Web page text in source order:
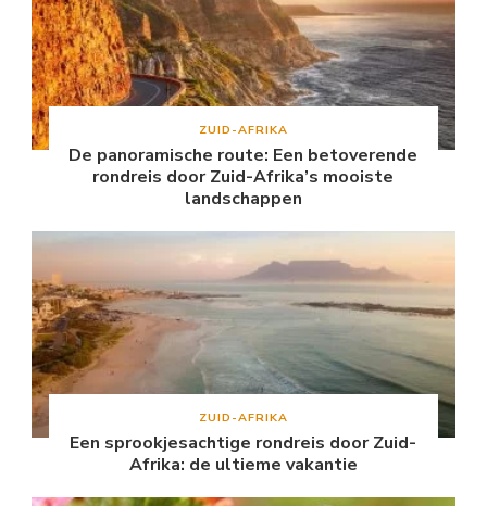
ZUID-AFRIKA
De panoramische route: Een betoverende
rondreis door Zuid-Afrika’s mooiste
landschappen
ZUID-AFRIKA
Een sprookjesachtige rondreis door Zuid-
Afrika: de ultieme vakantie